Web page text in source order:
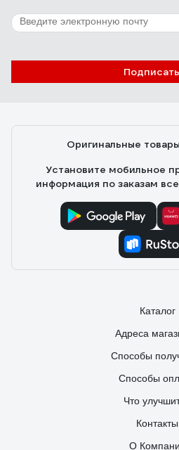
70 отзывов
Оригинальные
Установите мобильное
информация по заказам
Каталог
Адреса
Способы
Способы
Что
Контакты
О